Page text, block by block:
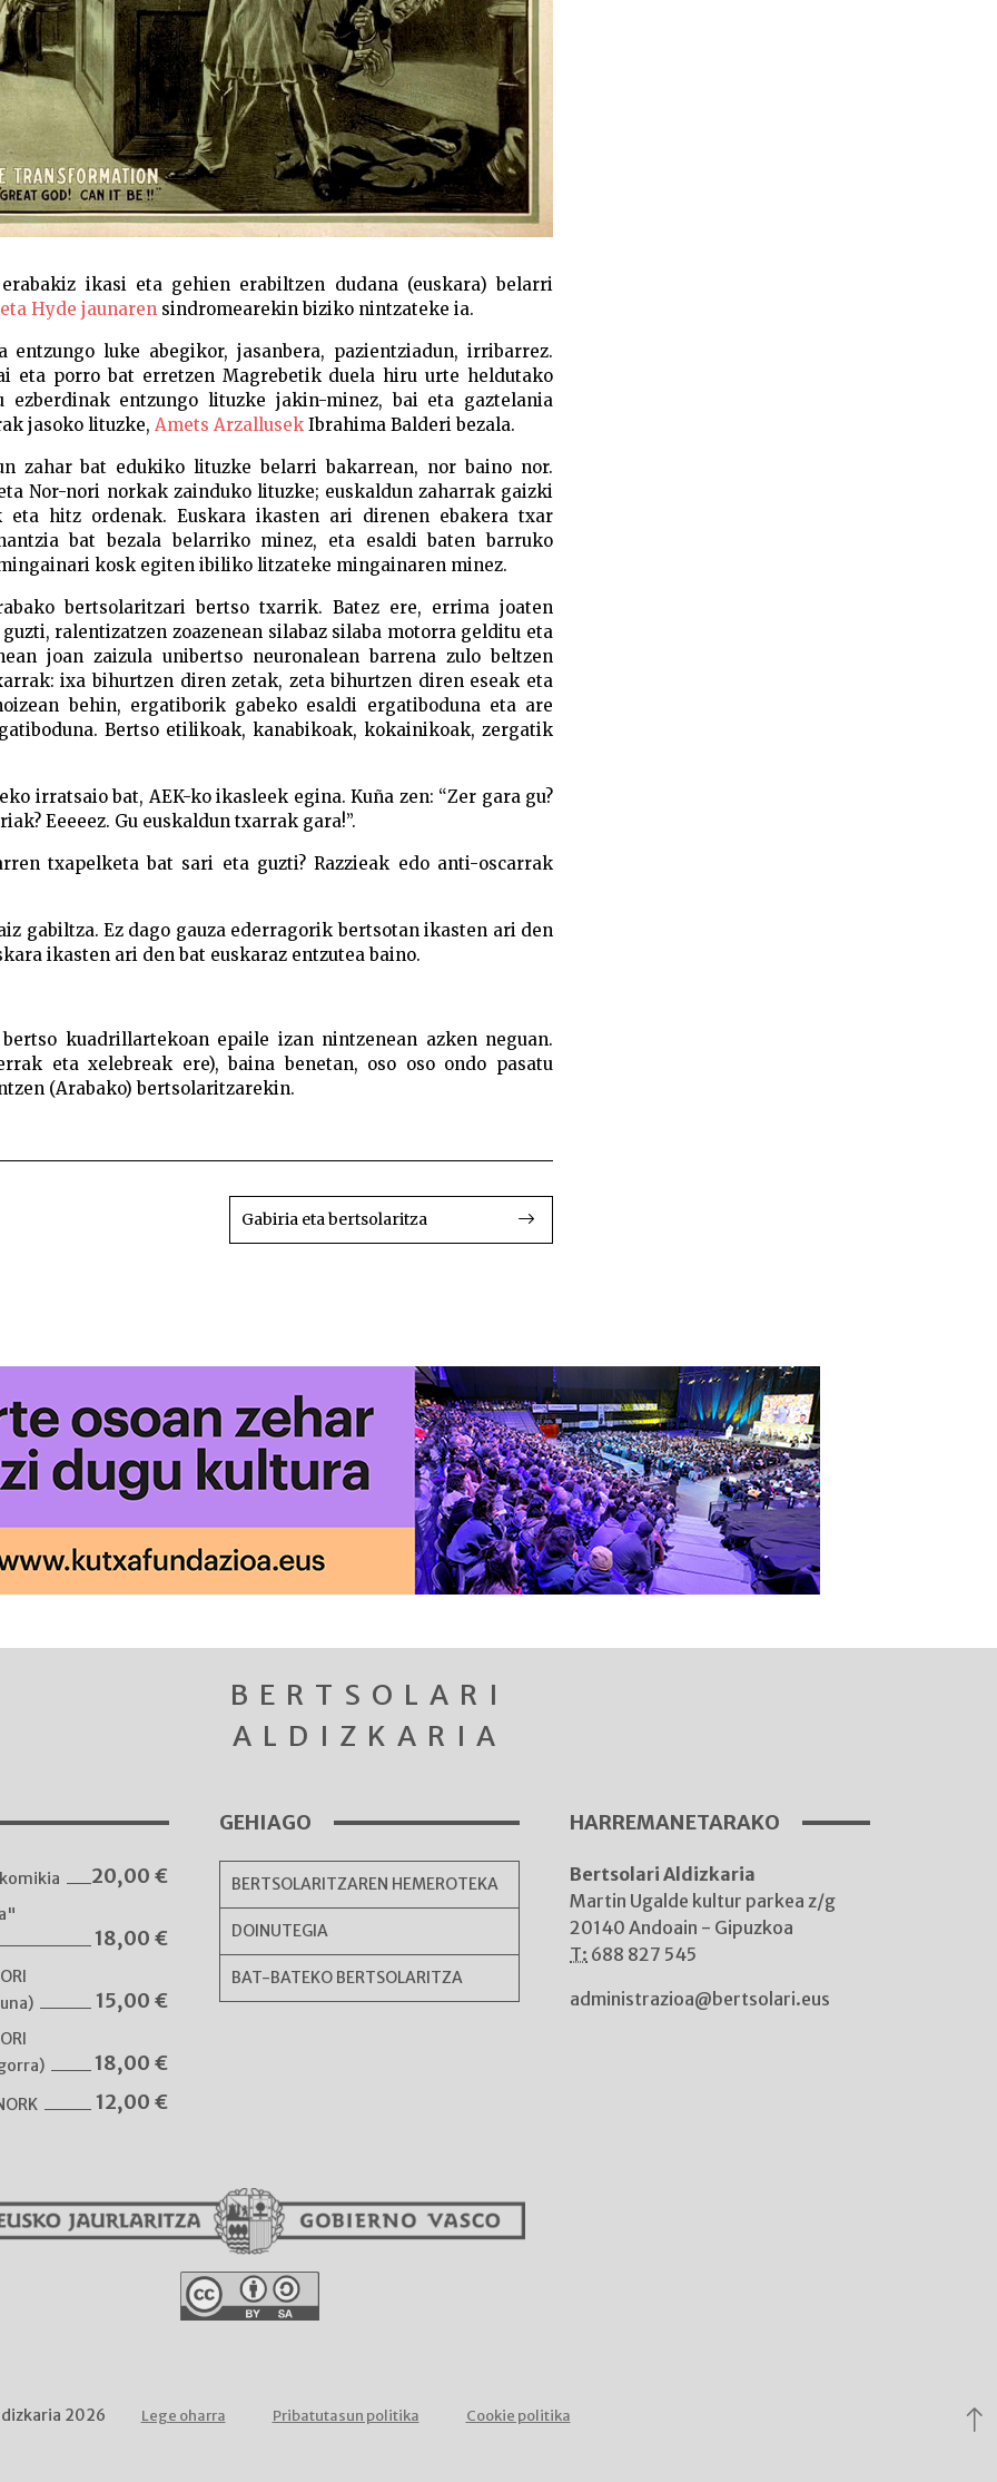
ikasi eta gehien erabiltzen dudana (euskara) belarri
Hyde jaunaren sindromearekin biziko nintzateke ia.
luke abegikor, jasanbera, pazientziadun, irribarrez.
eta porro bat erretzen Magrebetik duela hiru urte heldutako
ezberdinak entzungo lituzke jakin-minez, bai eta gaztelania
jasoko lituzke, Amets Arzallusek Ibrahima Balderi bezala.
zahar bat edukiko lituzke belarri bakarrean, nor baino nor.
Nor-nori norkak zainduko lituzke; euskaldun zaharrak gaizki
eta hitz ordenak. Euskara ikasten ari direnen ebakera txar
bat bezala belarriko minez, eta esaldi baten barruko
kosk egiten ibiliko litzateke mingainaren minez.
bertsolaritzari bertso txarrik. Batez ere, errima joaten
ralentizatzen zoazenean silabaz silaba motorra gelditu eta
joan zaizula unibertso neuronalean barrena zulo beltzen
ixa bihurtzen diren zetak, zeta bihurtzen diren eseak eta
behin, ergatiborik gabeko esaldi ergatiboduna eta are
Bertso etilikoak, kanabikoak, kokainikoak, zergatik
irratsaio bat, AEK-ko ikasleek egina. Kuña zen: “Zer gara gu?
Eeeeez. Gu euskaldun txarrak gara!”.
txapelketa bat sari eta guzti? Razzieak edo anti-oscarrak
gabiltza. Ez dago gauza ederragorik bertsotan ikasten ari den
ikasten ari den bat euskaraz entzutea baino.
kuadrillartekoan epaile izan nintzenean azken neguan.
eta xelebreak ere), baina benetan, oso oso ondo pasatu
(Arabako) bertsolaritzarekin.
Gabiria eta bertsolaritza
BERTSOLARI
ALDIZKARIA
20,00 €
18,00 €
15,00 €
18,00 €
12,00 €
GEHIAGO
BERTSOLARITZAREN HEMEROTEKA
DOINUTEGIA
BAT-BATEKO BERTSOLARITZA
HARREMANETARAKO
Bertsolari Aldizkaria
Martin Ugalde kultur parkea z/g
20140 Andoain - Gipuzkoa
T: 688 827 545
administrazioa@bertsolari.eus
2026 Lege oharra Pribatutasun politika Cookie politika